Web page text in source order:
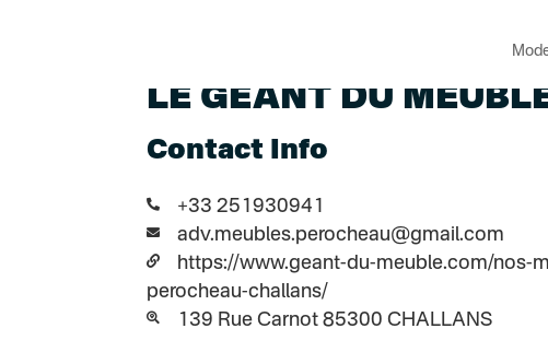
LE GÉANT DU
Contact Info
+33 251930941
adv.meubles.perocheau@gmail.com
https://www.geant-du-meuble.com/nos-
perocheau-challans/
139 Rue Carnot 85300 CHALLANS